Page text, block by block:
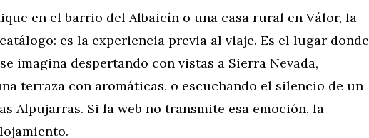
en el barrio del Albaicín o una casa rural en Válor, la
es la experiencia previa al viaje. Es el lugar donde
imagina despertando con vistas a Sierra Nevada,
terraza con aromáticas, o escuchando el silencio de un
Alpujarras. Si la web no transmite esa emoción, la